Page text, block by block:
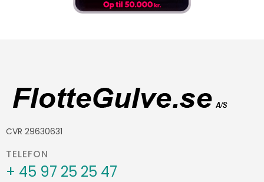
CVR 29630631
TELEFON
+ 45 97 25 25 47